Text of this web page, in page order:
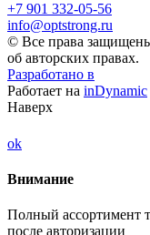
+7 901 332-05-56
info@optstrong.ru
© Все права
об авторских правах.
Разработано в
Работает на inDynamic
Наверх
ok
Внимание
Полный ассортимент
после авторизации